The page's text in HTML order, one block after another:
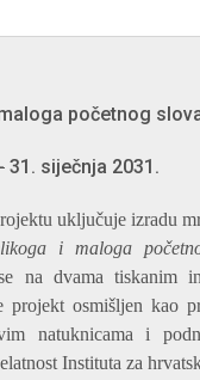
početnog
31. siječnja 2031.
uključuje izradu
i maloga
na dvama tiskanim
osmišljen kao
natuknicama i
Instituta za